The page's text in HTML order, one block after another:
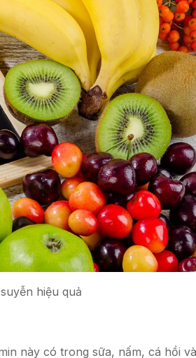
hiệu quả
này có trong sữa, nấm, cá hồi và